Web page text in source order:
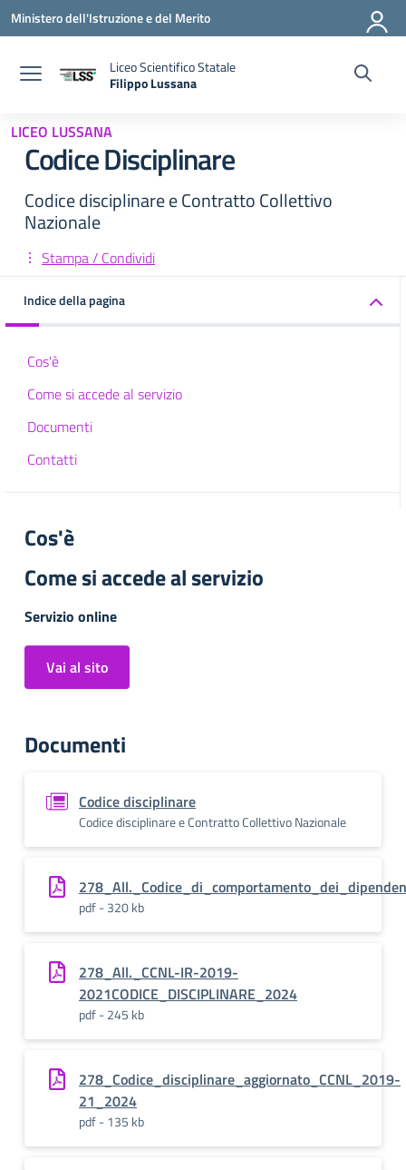
Vai ai contenuti
Vai al menu di navigazione
Vai al footer
Ministero dell'Istruzione e del Merito
Liceo Scientifico Statale
Filippo Lussana
LICEO LUSSANA
Codice Disciplinare
Codice disciplinare e Contratto Collettivo
Nazionale
Stampa / Condividi
Indice della pagina
Cos'è
Come si accede al servizio
Documenti
Contatti
Cos'è
Come si accede al servizio
Servizio online
Vai al sito
Documenti
Codice disciplinare
Codice disciplinare e Contratto Collettivo Nazionale
pdf - 320 kb
278_All._CCNL-IR-2019-
2021CODICE_DISCIPLINARE_2024
pdf - 245 kb
278_Codice_disciplinare_aggiornato_CCNL_2019-
21_2024
pdf - 135 kb